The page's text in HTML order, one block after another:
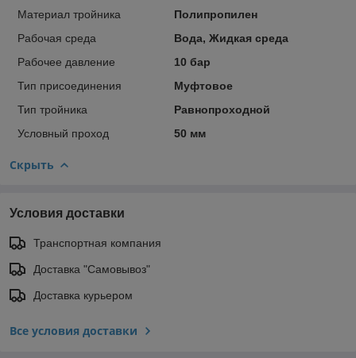
Материал тройника
Полипропилен
Рабочая среда
Вода, Жидкая среда
Рабочее давление
10 бар
Тип присоединения
Муфтовое
Тип тройника
Равнопроходной
Условный проход
50 мм
Скрыть
Условия доставки
Транспортная компания
Доставка "Самовывоз"
Доставка курьером
Все условия доставки